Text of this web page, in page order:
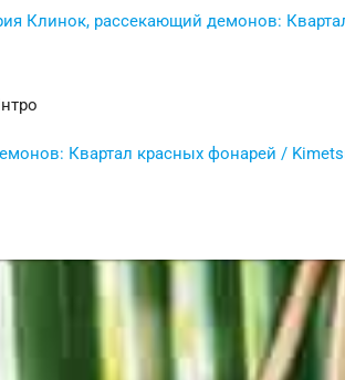
Клинок, рассекающий демонов:
Квартал красных фонарей /